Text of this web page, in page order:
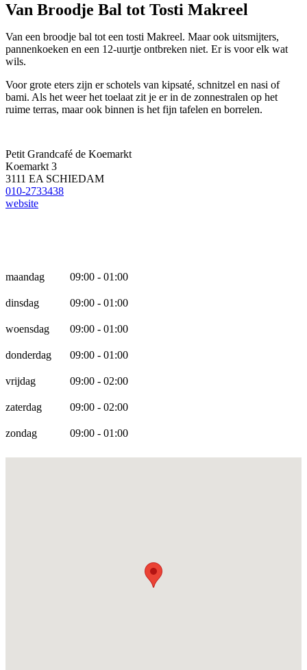
Van Broodje Bal tot Tosti Makreel
Van een broodje bal tot een tosti Makreel. Maar ook uitsmijters,
pannenkoeken en een 12-uurtje ontbreken niet. Er is voor elk wat
wils.
Voor grote eters zijn er schotels van kipsaté, schnitzel en nasi of
bami. Als het weer het toelaat zit je er in de zonnestralen op het
ruime terras, maar ook binnen is het fijn tafelen en borrelen.
Petit Grandcafé de Koemarkt
Koemarkt 3
3111 EA SCHIEDAM
010-2733438
website
maandag 09:00 - 01:00
dinsdag 09:00 - 01:00
woensdag 09:00 - 01:00
donderdag 09:00 - 01:00
vrijdag 09:00 - 02:00
zaterdag 09:00 - 02:00
zondag 09:00 - 01:00